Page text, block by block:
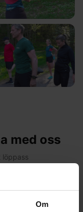
Om
med oss
löppass